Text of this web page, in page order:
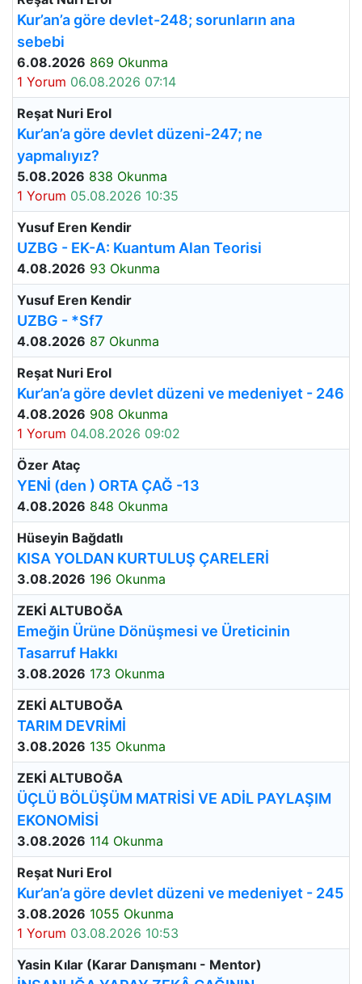
Kur’an’a göre devlet-248; sorunların ana
sebebi
6.08.2026 869 Okunma
1 Yorum 06.08.2026 07:14
Reşat Nuri Erol
Kur’an’a göre devlet düzeni-247; ne
yapmalıyız?
5.08.2026 838 Okunma
1 Yorum 05.08.2026 10:35
Yusuf Eren Kendir
UZBG - EK-A: Kuantum Alan Teorisi
4.08.2026 93 Okunma
Yusuf Eren Kendir
UZBG - *Sf7
4.08.2026 87 Okunma
Reşat Nuri Erol
Kur’an’a göre devlet düzeni ve medeniyet - 246
4.08.2026 908 Okunma
1 Yorum 04.08.2026 09:02
Özer Ataç
YENİ (den ) ORTA ÇAĞ -13
4.08.2026 848 Okunma
Hüseyin Bağdatlı
KISA YOLDAN KURTULUŞ ÇARELERİ
3.08.2026 196 Okunma
ZEKİ ALTUBOĞA
Emeğin Ürüne Dönüşmesi ve Üreticinin
Tasarruf Hakkı
3.08.2026 173 Okunma
ZEKİ ALTUBOĞA
TARIM DEVRİMİ
3.08.2026 135 Okunma
ZEKİ ALTUBOĞA
ÜÇLÜ BÖLÜŞÜM MATRİSİ VE ADİL PAYLAŞIM
EKONOMİSİ
3.08.2026 114 Okunma
Reşat Nuri Erol
Kur’an’a göre devlet düzeni ve medeniyet - 245
3.08.2026 1055 Okunma
1 Yorum 03.08.2026 10:53
Yasin Kılar (Karar Danışmanı - Mentor)